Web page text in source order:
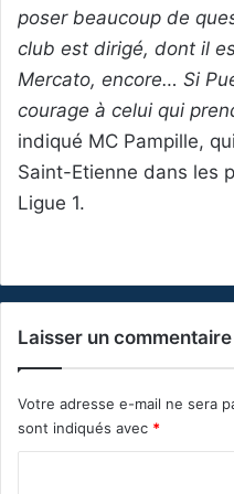
poser beaucoup de
club est dirigé, dont il
Mercato, encore… Si
courage à celui qui
indiqué MC Pampille,
Saint-Etienne dans les
Ligue 1.
Laisser un commentaire
Votre adresse e-mail ne sera
sont indiqués avec *